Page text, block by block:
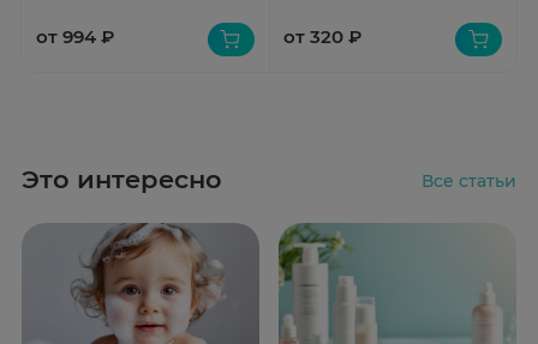
от 994 ₽ от 320 ₽
Это интересно Все статьи